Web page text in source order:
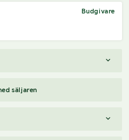
Budgivare
information om frakt för
oss en förfrågan via
säljaren